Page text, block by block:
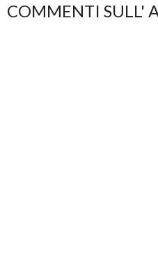
COMMENTI SULL'